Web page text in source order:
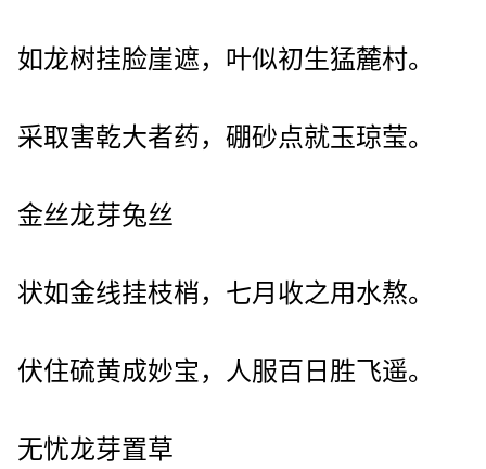
如龙树挂脸崖遮，叶似初生猛麓村。
采取害乾大者药，硼砂点就玉琼莹。
金丝龙芽兔丝
状如金线挂枝梢，七月收之用水熬。
伏住硫黄成妙宝，人服百日胜飞遥。
无忧龙芽置草